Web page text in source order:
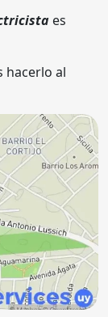
es
hacerlo al